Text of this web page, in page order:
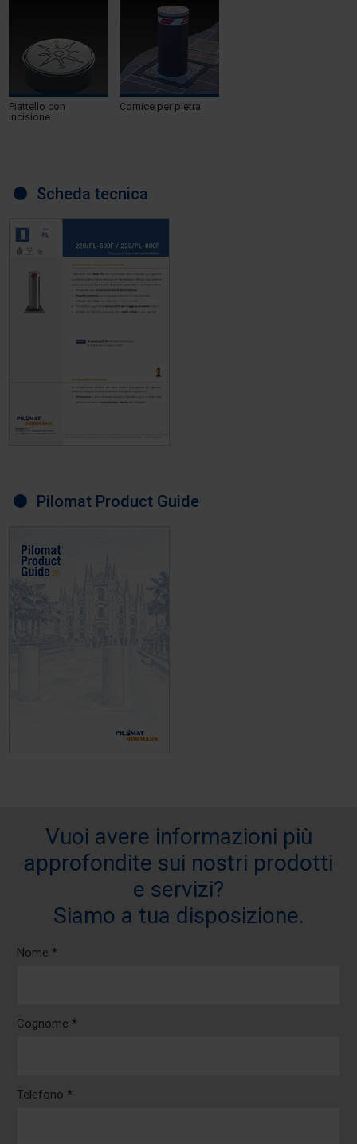
Piattello con
incisione
Cornice per pietra
Scheda tecnica
Pilomat Product Guide
Vuoi avere informazioni più
approfondite sui nostri prodotti
e servizi?
Siamo a tua disposizione.
Nome *
Cognome *
Telefono *